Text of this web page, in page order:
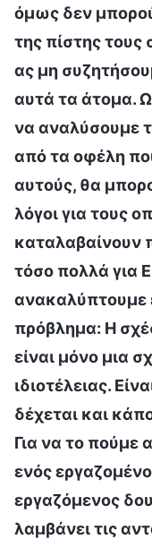
όμως δεν
της πίστης
ας μη
αυτά τα άτομα.
να αναλύσουμε
από τα οφέλη
αυτούς, θα
λόγοι για τους
καταλαβαίνουν
τόσο πολλά για
πρόβλημα: Η
είναι μόνο μια
ιδιοτέλειας.
δέχεται και
Για να το πούμε
ενός
εργαζόμενος
λαμβάνει τις